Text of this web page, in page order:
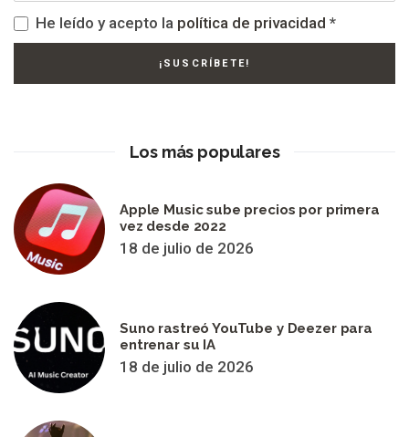
He leído y acepto la política de privacidad *
Los más populares
Apple Music sube precios por primera
vez desde 2022
18 de julio de 2026
Suno rastreó YouTube y Deezer para
entrenar su IA
18 de julio de 2026